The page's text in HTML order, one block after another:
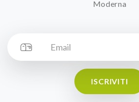
Moderna
ISCRIVITI